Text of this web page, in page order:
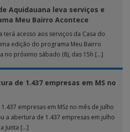
Aquidauana leva serviços e
Meu Bairro Acontece
acesso aos serviços da Casa do
edição do programa Meu Bairro
no próximo sábado (8), das 15h […]
de 1.437 empresas em MS no
empresas em MSz no mês de julho
a abertura de 1.437 empresas em julho
Junta […]